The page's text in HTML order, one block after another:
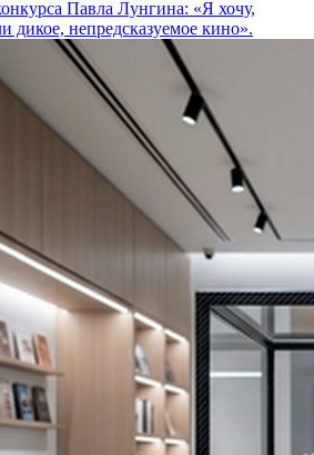
Павла Лунгина: «Я хочу,
дикое, непредсказуемое кино».